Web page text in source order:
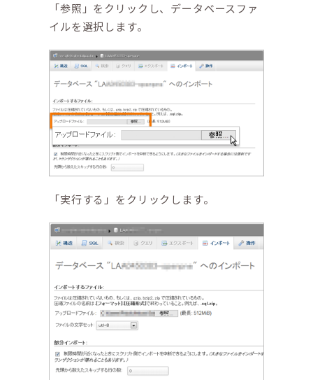
「参照」をクリックし、データベースファ
イルを選択します。
「実行する」をクリックします。